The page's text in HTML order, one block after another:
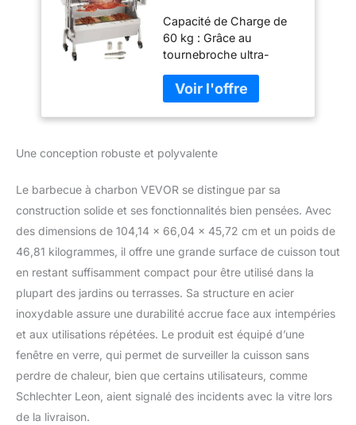
Électrique Charge
60 kg 4 tr/min
Rôtissoire à
Charbon Barbecue
Rôtissoire Cuisson
104x38 cm Haute
Réglable Fenêtre en
Agneau Cochon
Capacité de Charge de
60 kg : Grâce au
tournebroche ultra-
rôtisserie électrique sera
capable de faire tourner
des charges allant
surface de gril : 103,5 x
pour rôtir des animaux
entiers. Profitez d'un
barbecue de haute
qualité en plein air avec
toute votre famille et vos
amis. Hauteur Réglable
sur 4 Niveaux : Ce
tournebroche est conçu
avec 4 trous placés à
des hauteurs différentes
pour un réglage sans
vous permet de contrôler
Une conception robuste et polyvalente
Le barbecue à charbon VEVOR se distingue par sa
construction solide et ses fonctionnalités bien pensées. Avec
des dimensions de 104,14 x 66,04 x 45,72 cm et un poids de
46,81 kilogrammes, il offre une grande surface de cuisson tout
en restant suffisamment compact pour être utilisé dans la
plupart des jardins ou terrasses. Sa structure en acier
inoxydable assure une durabilité accrue face aux intempéries
et aux utilisations répétées. Le produit est équipé d’une
fenêtre en verre, qui permet de surveiller la cuisson sans
perdre de chaleur, bien que certains utilisateurs, comme
Schlechter Leon, aient signalé des incidents avec la vitre lors
de la livraison.